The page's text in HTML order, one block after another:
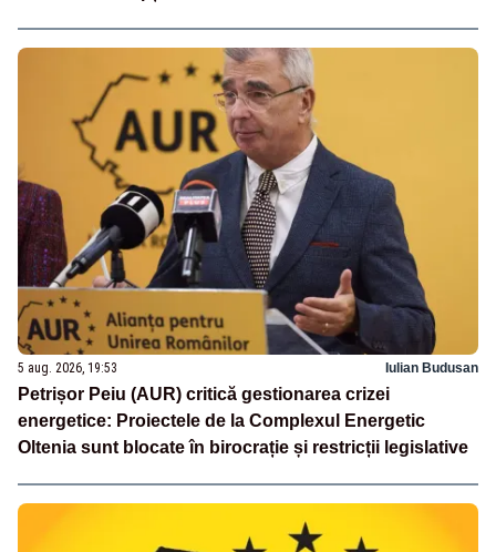
5 aug. 2026, 19:53 Iulian Budusan
Petrișor Peiu (AUR) critică gestionarea crizei
energetice: Proiectele de la Complexul Energetic
Oltenia sunt blocate în birocrație și restricții legislative